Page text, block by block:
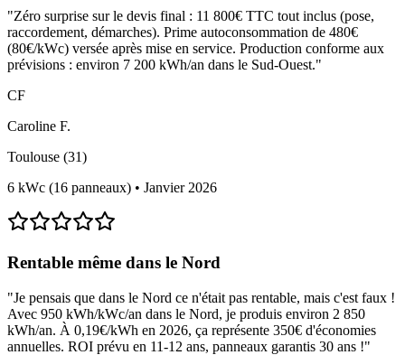
"Zéro surprise sur le devis final : 11 800€ TTC tout inclus (pose,
raccordement, démarches). Prime autoconsommation de 480€
(80€/kWc) versée après mise en service. Production conforme aux
prévisions : environ 7 200 kWh/an dans le Sud-Ouest."
CF
Caroline F.
Toulouse (31)
6 kWc (16 panneaux) • Janvier 2026
Rentable même dans le Nord
"Je pensais que dans le Nord ce n'était pas rentable, mais c'est faux !
Avec 950 kWh/kWc/an dans le Nord, je produis environ 2 850
kWh/an. À 0,19€/kWh en 2026, ça représente 350€ d'économies
annuelles. ROI prévu en 11-12 ans, panneaux garantis 30 ans !"